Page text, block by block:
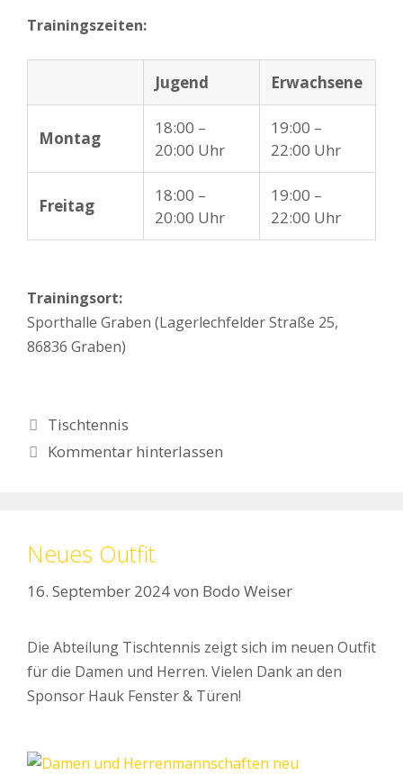
Trainingszeiten:
Jugend Erwachsene
Montag
18:00 –
20:00 Uhr
19:00 –
22:00 Uhr
Freitag
18:00 –
20:00 Uhr
19:00 –
22:00 Uhr
Trainingsort:
Sporthalle Graben (Lagerlechfelder Straße 25,
86836 Graben)
Kategorien
Tischtennis
Kommentar hinterlassen
Neues Outfit
16. September 2024von Bodo Weiser
Die Abteilung Tischtennis zeigt sich im neuen Outfit
für die Damen und Herren. Vielen Dank an den
Sponsor Hauk Fenster & Türen!